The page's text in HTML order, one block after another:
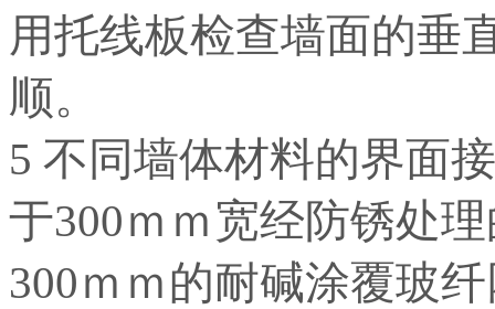
用托线板检查墙面的垂
顺。
5 不同墙体材料的界面
于300ｍｍ宽经防锈处
300ｍｍ的耐碱涂覆玻